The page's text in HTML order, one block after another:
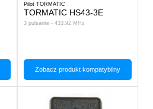
Pilot TORMATIC
TORMATIC HS43-3E
3 pulsante - 433.92 MHz
Zobacz produkt kompatybilny